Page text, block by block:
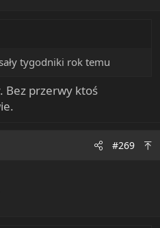
tygodniki rok temu
Bez przerwy ktoś
#269